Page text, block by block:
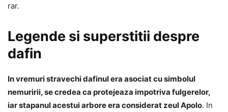
rar.
Legende si superstitii despre
dafin
In vremuri stravechi dafinul era asociat cu simbolul
nemuririi, se credea ca protejeaza impotriva fulgerelor,
iar stapanul acestui arbore era considerat zeul Apolo. In